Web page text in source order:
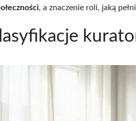
, a znaczenie roli, jaką